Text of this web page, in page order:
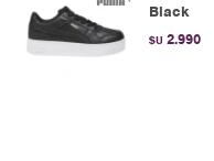
Black
$U 2.990